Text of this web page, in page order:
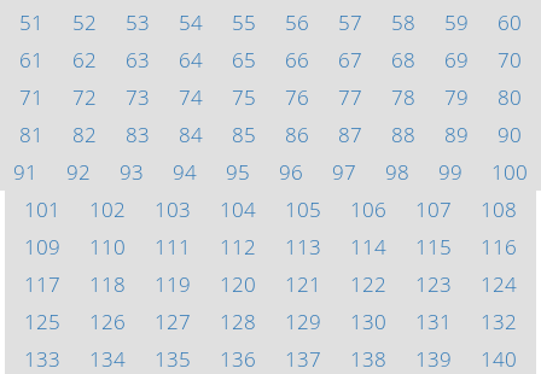
51
52 53 54 55 56 57 58 59
60
61
62 63 64 65 66 67 68 69
70
71
72 73 74 75 76 77 78 79
80
81
82 83 84 85 86 87 88 89
90
91
92 93 94 95 96 97 98 99
100
101
102 103 104 105 106 107
108
109
110 111 112 113 114 115
116
117
118 119 120 121 122 123
124
125
126 127 128 129 130 131
132
133
134 135 136 137 138 139
140